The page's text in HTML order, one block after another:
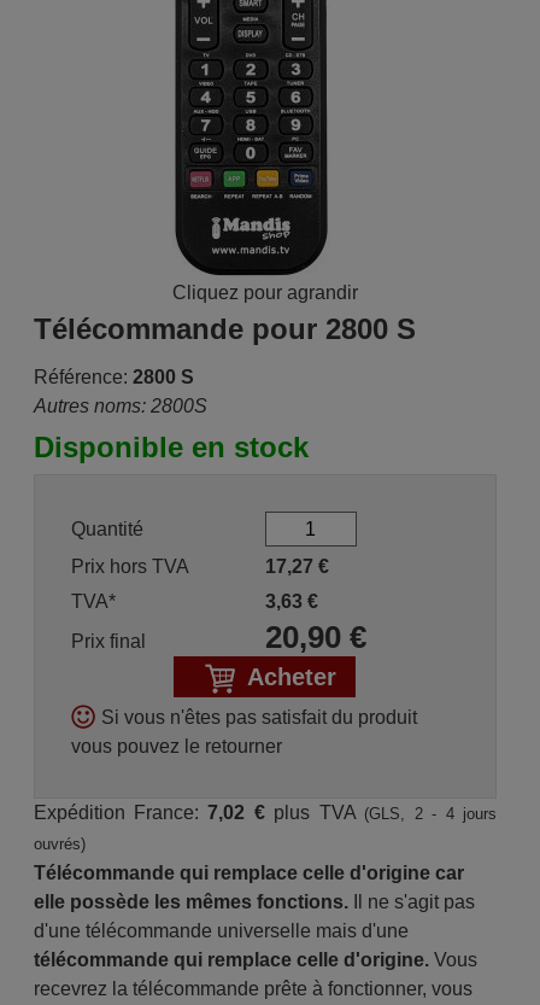
Cliquez pour agrandir
Télécommande pour 2800 S
Référence: 2800 S
Autres noms: 2800S
Disponible en stock
Quantité
Prix hors TVA
17,27 €
TVA*
3,63€
Prix final
20,90€
Acheter
Si vous n'êtes pas satisfait du produit
vous pouvez le retourner
Expédition France:7,02 €plus TVA (GLS, 2 - 4 jours
ouvrés)
Télécommande qui remplace celle d'origine car
elle possède les mêmes fonctions.Il ne s'agit pas
d'une télécommande universelle mais d'une
télécommande qui remplace celle d'origine.Vous
recevrez la télécommande prête à fonctionner, vous